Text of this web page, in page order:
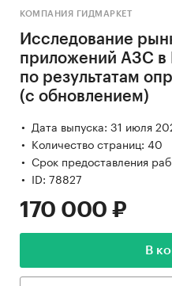
КОМПАНИЯ ГИДМАРКЕТ
Исследование
приложений АЗС в
по результатам
(с обновлением)
Дата выпуска: 31 июля
Количество страниц: 40
Срок предоставления
ID: 78827
170 000 ₽
В